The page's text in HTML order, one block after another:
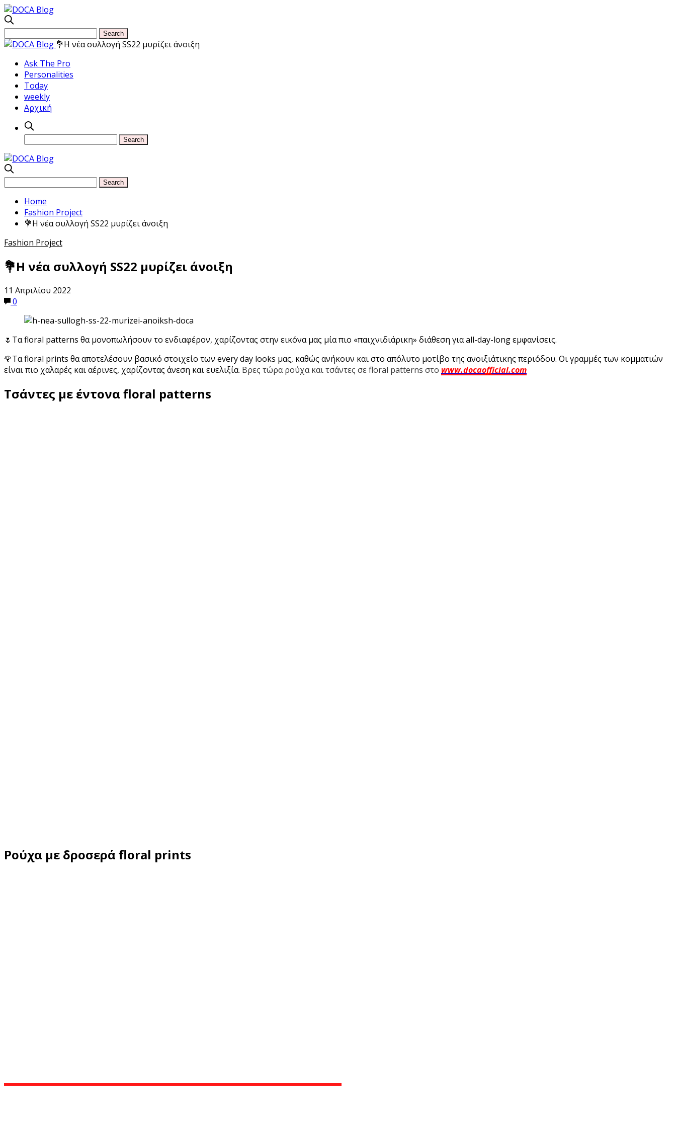
💐Η νέα συλλογή SS22 μυρίζει άνοιξη
Ask The Pro
Personalities
Today
weekly
Αρχική
Home
Fashion Project
💐Η νέα συλλογή SS22 μυρίζει άνοιξη
Fashion Project
💐Η νέα συλλογή SS22 μυρίζει άνοιξη
11 Απριλίου 2022
0
🌷Τα floral patterns θα μονοπωλήσουν το ενδιαφέρον, χαρίζοντας στην εικόνα μας μία πιο «παιχνιδιάρικη» διάθεση για all-day-long εμφανίσεις.
🌹Τα floral prints θα αποτελέσουν βασικό στοιχείο των every day looks μας, καθώς ανήκουν και στο απόλυτο μοτίβο της ανοιξιάτικης περιόδου. Οι γραμμές των κομματιών
είναι πιο χαλαρές και αέρινες, χαρίζοντας άνεση και ευελιξία. Βρες τώρα ρούχα και τσάντες σε floral patterns στο www.docaofficial.com
Τσάντες με έντονα floral patterns
Ρούχα με δροσερά floral prints